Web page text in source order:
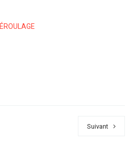
Suivant